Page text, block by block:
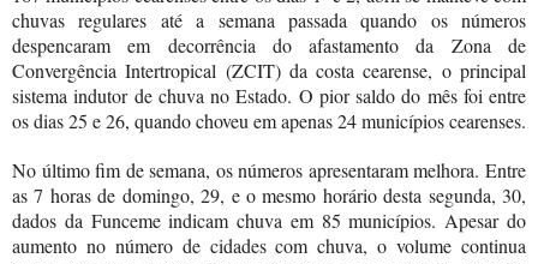
chuvas regulares até a semana passada quando os números
despencaram em decorrência do afastamento da Zona de
Convergência Intertropical (ZCIT) da costa cearense, o principal
sistema indutor de chuva no Estado. O pior saldo do mês foi entre
os dias 25 e 26, quando choveu em apenas 24 municípios cearenses.
No último fim de semana, os números apresentaram melhora. Entre
as 7 horas de domingo, 29, e o mesmo horário desta segunda, 30,
dados da Funceme indicam chuva em 85 municípios. Apesar do
aumento no número de cidades com chuva, o volume continua